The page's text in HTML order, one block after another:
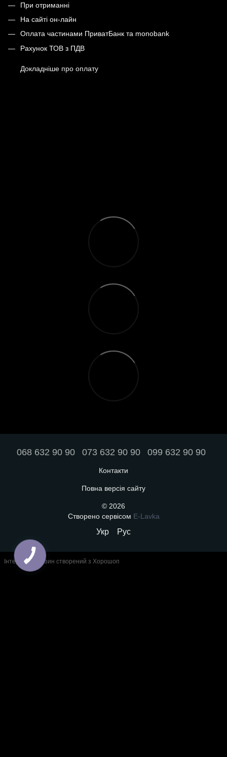
При отриманні
На сайті он-лайн
Оплата частинами ПриватБанк та monobank
Рахунок ТОВ з ПДВ
Докладніше про оплату
068 632 90 90 073 632 90 90 099 632 90 90
Контакти
Повна версія сайту
© 2026
Створено сервісом E-Lavka
Укр Рус
Інтернет-магазин створений з Хорошоп